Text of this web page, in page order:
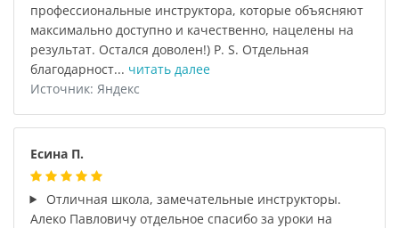
профессиональные инструктора, которые объясняют
максимально доступно и качественно, нацелены на
результат. Остался доволен!) P. S. Отдельная
благодарност... читать далее
Источник: Яндекс
Есина П.
Отличная школа, замечательные инструкторы.
Алеко Павловичу отдельное спасибо за уроки на